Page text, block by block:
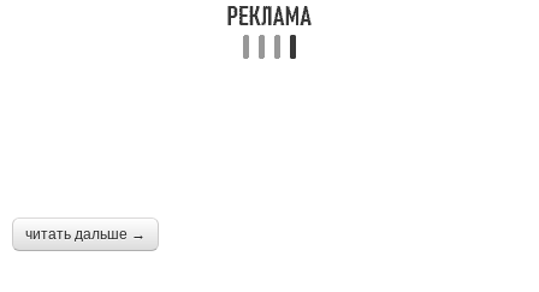
читать дальше →